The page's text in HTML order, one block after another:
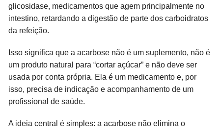
glicosidase, medicamentos que agem principalmente no
intestino, retardando a digestão de parte dos carboidratos
da refeição.
Isso significa que a acarbose não é um suplemento, não é
um produto natural para “cortar açúcar” e não deve ser
usada por conta própria. Ela é um medicamento e, por
isso, precisa de indicação e acompanhamento de um
profissional de saúde.
A ideia central é simples: a acarbose não elimina o